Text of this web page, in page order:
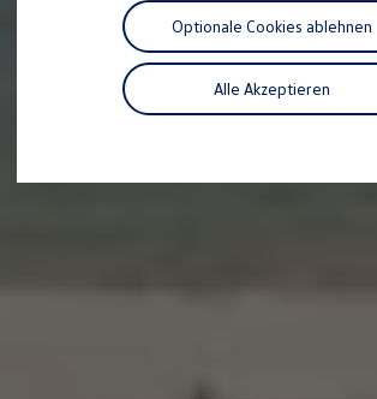
California App
California Lifestyle & Zubehör
Übernachten im California
Unternehmen
Karriere
Nachhaltigkeit
Alle Akzeptieren
Optionale Cookies ablehnen